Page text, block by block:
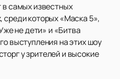
в самых известных
среди которых «Маска 5»,
не дети» и «Битва
выступления на этих шоу
у зрителей и высокие